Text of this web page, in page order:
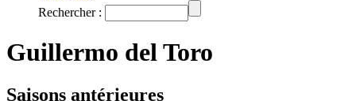
Rechercher :
Guillermo del Toro
Saisons antérieures